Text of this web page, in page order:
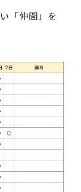
「仲間」を